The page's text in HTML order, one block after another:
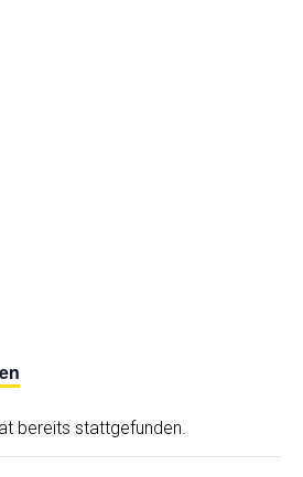
bereits stattgefunden.